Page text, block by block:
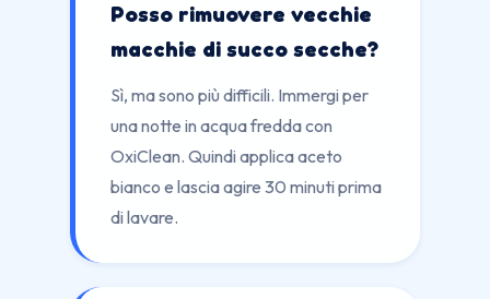
Posso rimuovere vecchie
macchie di succo secche?
Sì, ma sono più difficili. Immergi per
una notte in acqua fredda con
OxiClean. Quindi applica aceto
bianco e lascia agire 30 minuti prima
di lavare.